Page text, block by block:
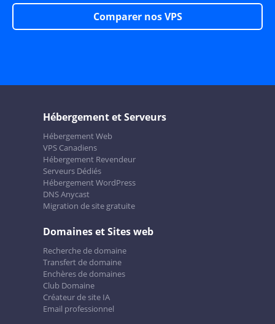
Comparer nos VPS
Hébergement et Serveurs
Hébergement Web
VPS Canadiens
Hébergement Revendeur
Serveurs Dédiés
Hébergement WordPress
DNS Anycast
Migration de site gratuite
Domaines et Sites web
Recherche de domaine
Transfert de domaine
Enchères de domaines
Club Domaine
Créateur de site IA
Email professionnel